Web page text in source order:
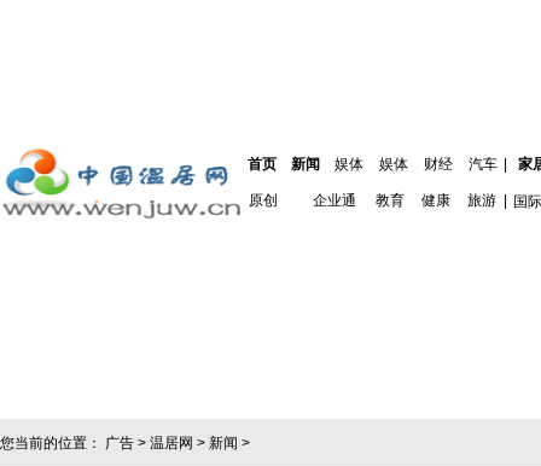
首页 新闻 娱体 娱体 财经 汽车 家
原创 企业通 教育 健康 旅游 国际
您当前的位置： 广告 > 温居网 > 新闻 >